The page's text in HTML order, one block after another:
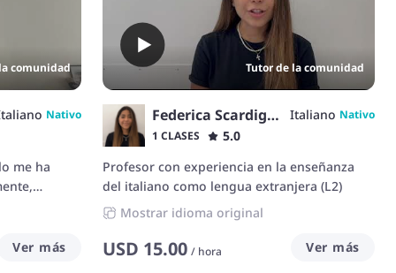
comunidad
Nativo
me ha
Me
y
Ver más
Tutor de la comunidad
Federica Scardigno Italiano Nativo
1 CLASES
5.0
Profesor con experiencia en la enseñanza
del italiano como lengua extranjera (L2)
Mostrar idioma original
USD 15.00 / hora Ver más